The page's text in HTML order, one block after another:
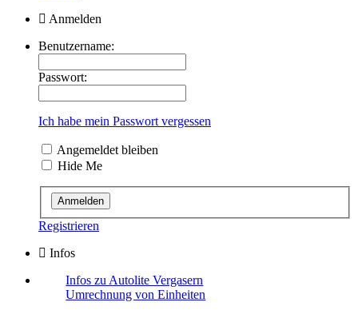
Anmelden
Benutzername:
Passwort:
Ich habe mein Passwort vergessen
Angemeldet bleiben
Hide Me
Registrieren
Infos
Infos zu Autolite Vergasern
Umrechnung von Einheiten